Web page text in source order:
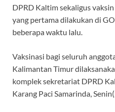
DPRD Kaltim sekaligus
yang pertama dilakukan di
beberapa waktu lalu.
Vaksinasi bagi seluruh
Kalimantan Timur
komplek sekretariat DPRD
Karang Paci Samarinda,